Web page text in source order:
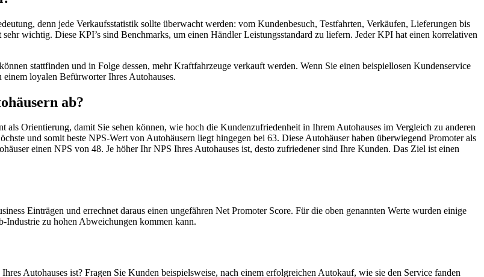
denn jede Verkaufsstatistik sollte überwacht werden: vom Kundenbesuch, Testfahrten, Verkäufen, Lieferungen bis
wichtig. Diese KPI’s sind Benchmarks, um einen Händler Leistungsstandard zu liefern. Jeder KPI hat einen korrelativen
stattfinden und in Folge dessen, mehr Kraftfahrzeuge verkauft werden. Wenn Sie einen beispiellosen Kundenservice
loyalen Befürworter Ihres Autohauses.
ab?
Orientierung, damit Sie sehen können, wie hoch die Kundenzufriedenheit in Ihrem Autohauses im Vergleich zu anderen
und somit beste NPS-Wert von Autohäusern liegt hingegen bei 63. Diese Autohäuser haben überwiegend Promoter als
einen NPS von 48. Je höher Ihr NPS Ihres Autohauses ist, desto zufriedener sind Ihre Kunden. Das Ziel ist einen
Einträgen und errechnet daraus einen ungefähren Net Promoter Score. Für die oben genannten Werte wurden einige
Industrie zu hohen Abweichungen kommen kann.
Autohauses ist? Fragen Sie Kunden beispielsweise, nach einem erfolgreichen Autokauf, wie sie den Service fanden